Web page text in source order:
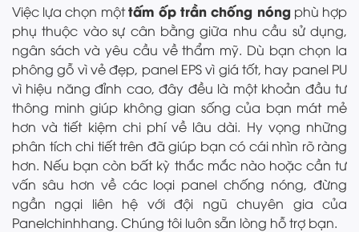
Việc lựa chọn mộttấm ốp trần chống nóngphù hợp
phụ thuộc vào sự cân bằng giữa nhu cầu sử dụng,
ngân sách và yêu cầu về thẩm mỹ. Dù bạn chọn la
phông gỗ vì vẻ đẹp, panel EPS vì giá tốt, hay panel PU
vì hiệu năng đỉnh cao, đây đều là một khoản đầu tư
thông minh giúp không gian sống của bạn mát mẻ
hơn và tiết kiệm chi phí về lâu dài. Hy vọng những
phân tích chi tiết trên đã giúp bạn có cái nhìn rõ ràng
hơn. Nếu bạn còn bất kỳ thắc mắc nào hoặc cần tư
vấn sâu hơn về các loại panel chống nóng, đừng
ngần ngại liên hệ với đội ngũ chuyên gia của
Panelchinhhang. Chúng tôi luôn sẵn lòng hỗ trợ bạn.